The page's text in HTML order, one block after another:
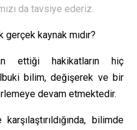
da tavsiye ederiz.
kaynak mıdır?
ettiği hakikatların hiç
bilim, değişerek ve bir
devam etmektedir.
bilimde